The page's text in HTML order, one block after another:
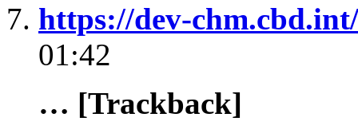
https://dev-
01:42
… [Trackback]